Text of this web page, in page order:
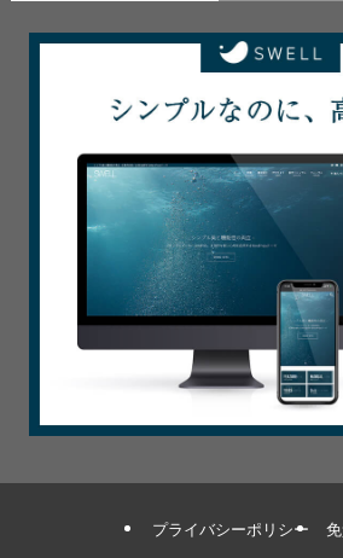
プライバシーポリシー